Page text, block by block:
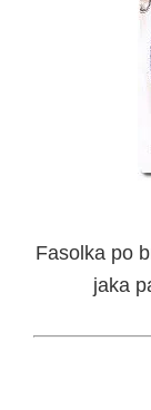
Fasolka po
jaka